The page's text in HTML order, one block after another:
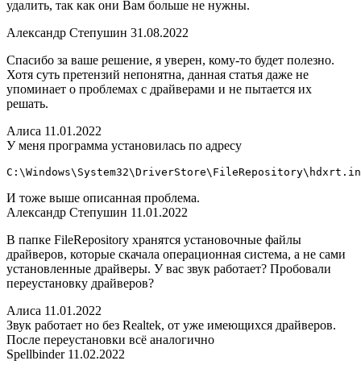
удалить, так как они Вам больше не нужны.
Александр Степушин 31.08.2022
Спасибо за ваше решение, я уверен, кому-то будет полезно.
Хотя суть претензий непонятна, данная статья даже не
упоминает о проблемах с драйверами и не пытается их
решать.
Алиса 11.01.2022
У меня программа установилась по адресу
И тоже выше описанная проблема.
Александр Степушин 11.01.2022
В папке FileRepository хранятся установочные файлы
драйверов, которые скачала операционная система, а не сами
установленные драйверы. У вас звук работает? Пробовали
переустановку драйверов?
Алиса 11.01.2022
Звук работает но без Realtek, от уже имеющихся драйверов.
После переустановки всё аналогично
Spellbinder 11.02.2022